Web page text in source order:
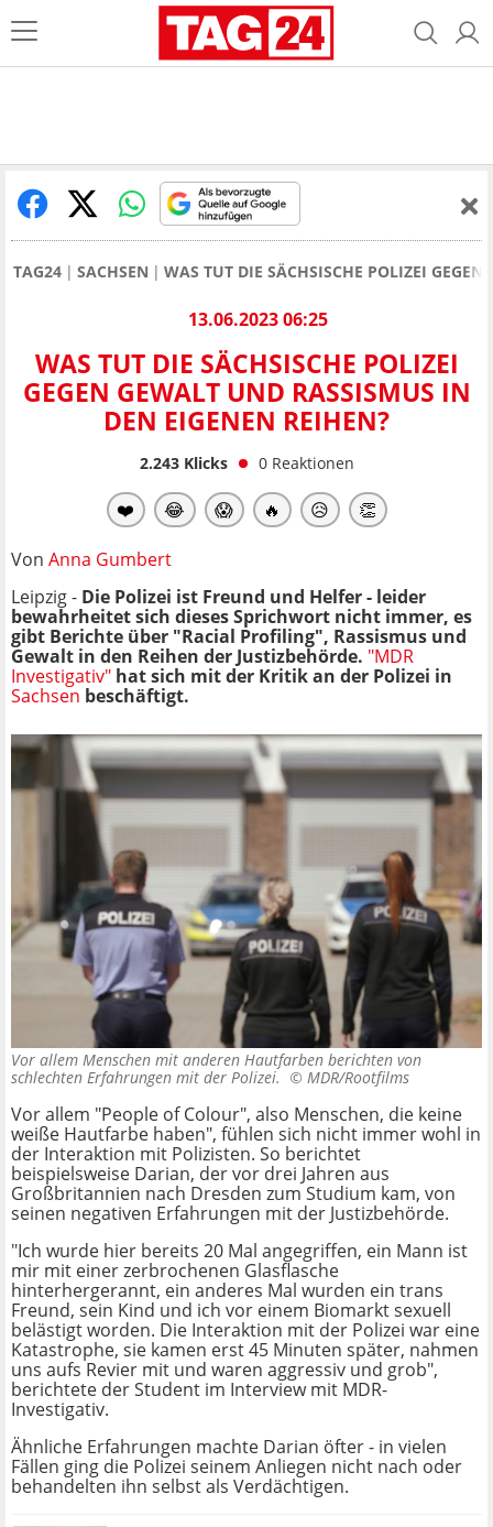
TAG24 SACHSEN WAS TUT DIE SÄCHSISCHE POLIZEI
13.06.2023 06:25
WAS TUT DIE SÄCHSISCHE POLIZEI
GEGEN GEWALT UND RASSISMUS IN
DEN EIGENEN REIHEN?
2.243Klicks 0 Reaktionen
❤️ 😂 😱 🔥 😥 👏
Von Anna Gumbert
Leipzig - Die Polizei ist Freund und Helfer - leider
bewahrheitet sich dieses Sprichwort nicht immer, es
gibt Berichte über "Racial Profiling", Rassismus und
Gewalt in den Reihen der Justizbehörde. "MDR
Investigativ" hat sich mit der Kritik an der Polizei in
Sachsen beschäftigt.
Vor allem Menschen mit anderen Hautfarben berichten von
schlechten Erfahrungen mit der Polizei. © MDR/Rootfilms
Vor allem "People of Colour", also Menschen, die keine
weiße Hautfarbe haben", fühlen sich nicht immer wohl in
der Interaktion mit Polizisten. So berichtet
beispielsweise Darian, der vor drei Jahren aus
Großbritannien nach Dresden zum Studium kam, von
seinen negativen Erfahrungen mit der Justizbehörde.
"Ich wurde hier bereits 20 Mal angegriffen, ein Mann ist
mir mit einer zerbrochenen Glasflasche
hinterhergerannt, ein anderes Mal wurden ein trans
Freund, sein Kind und ich vor einem Biomarkt sexuell
belästigt worden. Die Interaktion mit der Polizei war eine
Katastrophe, sie kamen erst 45 Minuten später, nahmen
uns aufs Revier mit und waren aggressiv und grob",
berichtete der Student im Interview mit MDR-
Investigativ.
Ähnliche Erfahrungen machte Darian öfter - in vielen
Fällen ging die Polizei seinem Anliegen nicht nach oder
behandelten ihn selbst als Verdächtigen.